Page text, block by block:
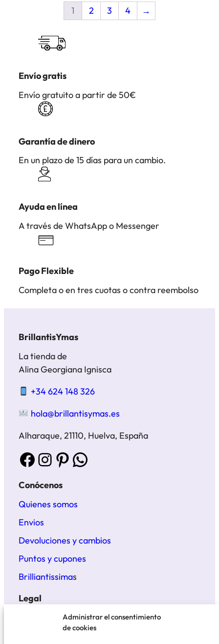
Administrar el consentimiento
de cookies
1 2 3 4 →
Envío gratis
Envío gratuito a partir de 50€
Garantía de dinero
En un plazo de 15 días para un cambio.
Ayuda en línea
A través de WhatsApp o Messenger
Pago Flexible
Completa o en tres cuotas o contra reembolso
BrillantisYmas
La tienda de
Alina Georgiana Ignisca
+34 624 148 326
hola@brillantisymas.es
Alharaque, 21110, Huelva, España
Facebook Instagram Pinterest WhatsApp
Conócenos
Quienes somos
Envios
Devoluciones y cambios
Puntos y cupones
Brilliantissimas
Legal
Términos y condiciones